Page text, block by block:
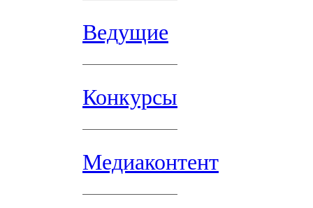
Ведущие
Конкурсы
Медиаконтент